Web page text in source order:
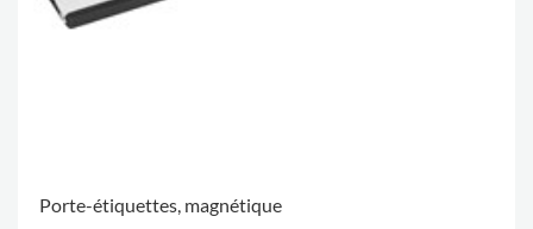
Porte-étiquettes, magnétique